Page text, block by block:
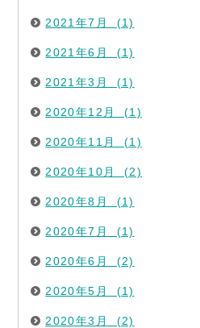
2021年7月 (1)
2021年6月 (1)
2021年3月 (1)
2020年12月 (1)
2020年11月 (1)
2020年10月 (2)
2020年8月 (1)
2020年7月 (1)
2020年6月 (2)
2020年5月 (1)
2020年3月 (2)